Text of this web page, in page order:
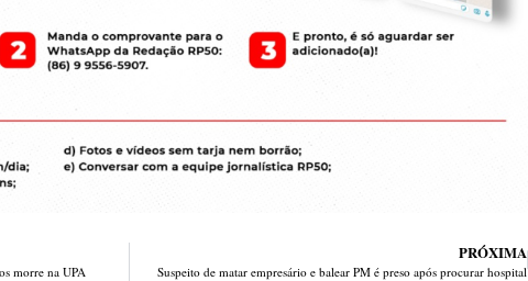
morre na UPA
PRÓXIMA
Suspeito de matar empresário e balear PM é preso após procurar hospital